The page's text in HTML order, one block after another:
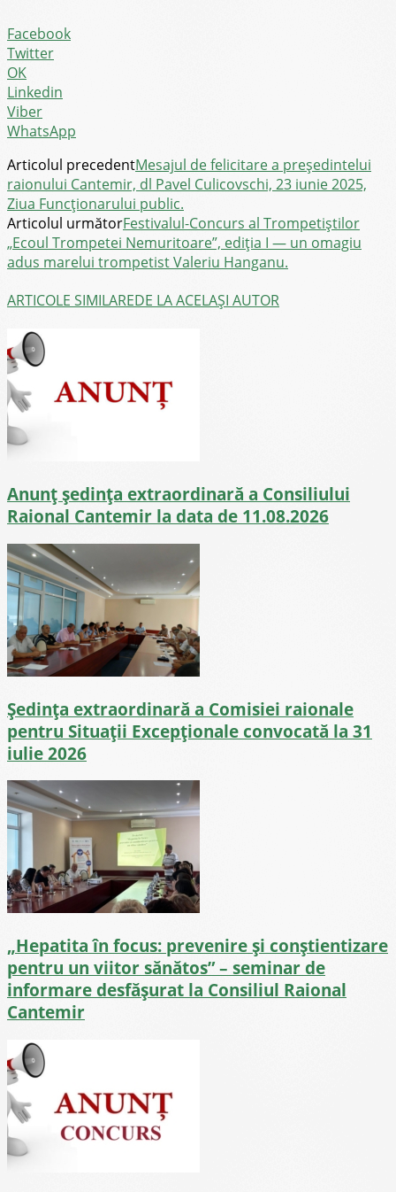
Facebook
Twitter
OK
Linkedin
Viber
WhatsApp
Articolul precedentMesajul de felicitare a președintelui
raionului Cantemir, dl Pavel Culicovschi, 23 iunie 2025,
Ziua Funcționarului public.
Articolul următorFestivalul-Concurs al Trompetiștilor
„Ecoul Trompetei Nemuritoare”, ediția I — un omagiu
adus marelui trompetist Valeriu Hanganu.
ARTICOLE SIMILAREDE LA ACELAȘI AUTOR
Anunț ședința extraordinară a Consiliului
Raional Cantemir la data de 11.08.2026
Ședința extraordinară a Comisiei raionale
pentru Situații Excepționale convocată la 31
iulie 2026
„Hepatita în focus: prevenire și conștientizare
pentru un viitor sănătos” – seminar de
informare desfășurat la Consiliul Raional
Cantemir